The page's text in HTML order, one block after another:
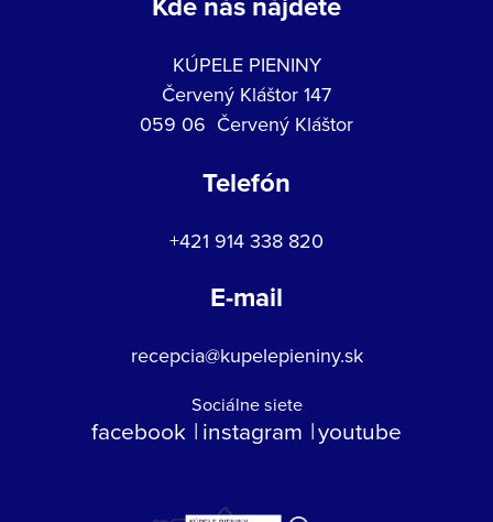
KÚPELE PIENINY
Červený Kláštor 147
059 06 Červený Kláštor
Telefón
+421 914 338 820
E-mail
recepcia@kupelepieniny.sk
Sociálne siete
facebook instagram youtube